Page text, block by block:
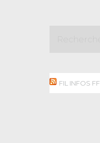
FIL INFOS FF